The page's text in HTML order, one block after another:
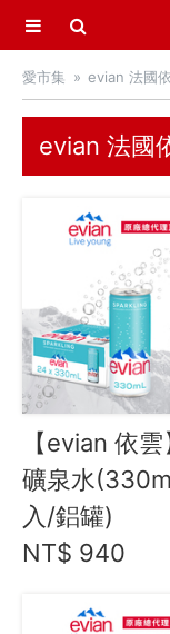
選單
首頁
愛市集商品
Blog
會員服務
社群
愛飯團FB粉
YouTube
Instagram
聯絡我們
客服專線
愛市集 evian 法國
evian 法國
【evian 依
礦泉水
入/鋁罐)
NT$ 940